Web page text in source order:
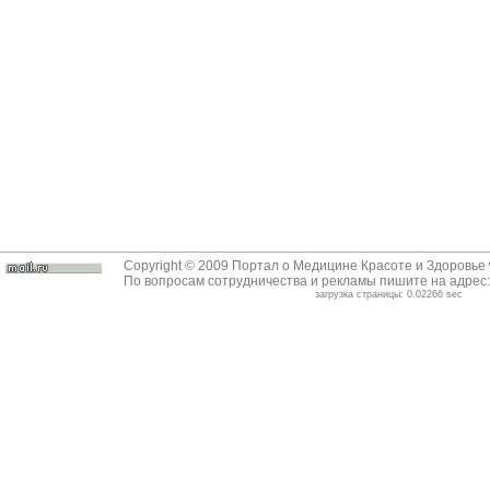
Copyright © 2009 Портал о Медицине Красоте и Здоровье
По вопросам сотрудничества и рекламы пишите на
загрузка страницы: 0.02266 sec